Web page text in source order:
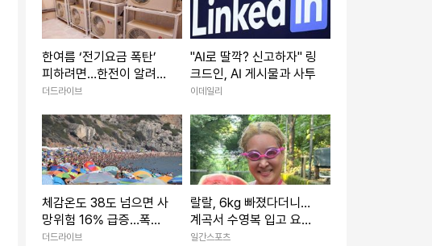
한여름 ‘전기요금 폭탄’
피하려면…한전이 알려주
는 에어컨 절전법
더드라이브
"AI로 딸깍? 신고하자" 링
크드인, AI 게시물과 사투
이데일리
체감온도 38도 넘으면 사
망위험 16% 급증…폭염
때 꼭 지켜야 할 예방수칙
더드라이브
랄랄, 6kg 빠졌다더니…
계곡서 수영복 입고 요염
포즈 [IS하이컷]
일간스포츠